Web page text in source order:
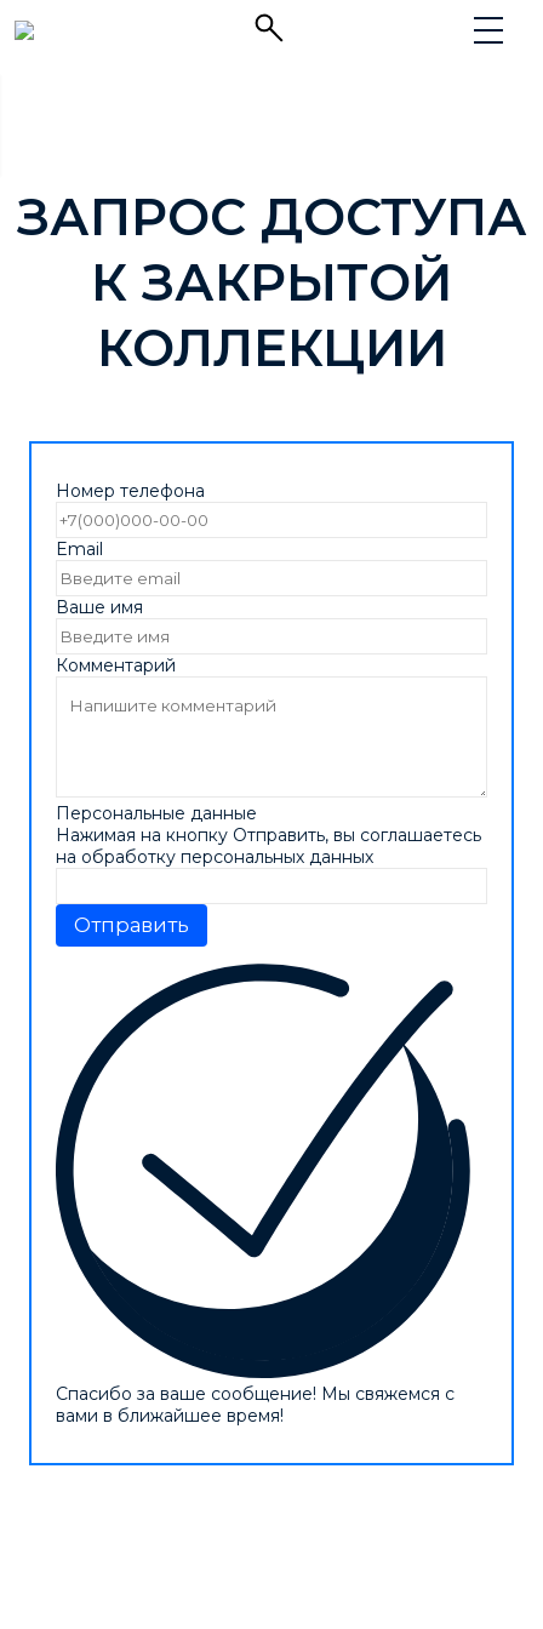
ЗАПРОС ДОСТУПА
К ЗАКРЫТОЙ
КОЛЛЕКЦИИ
Номер телефона
Email
Ваше имя
Комментарий
Персональные данные
Нажимая на кнопку Отправить, вы соглашаетесь
на обработку персональных данных
Отправить
Спасибо за ваше сообщение! Мы свяжемся с
вами в ближайшее время!